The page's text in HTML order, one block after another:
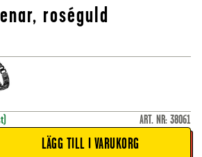
roséguld
ART. NR: 38061
LÄGG TILL I VARUKORG